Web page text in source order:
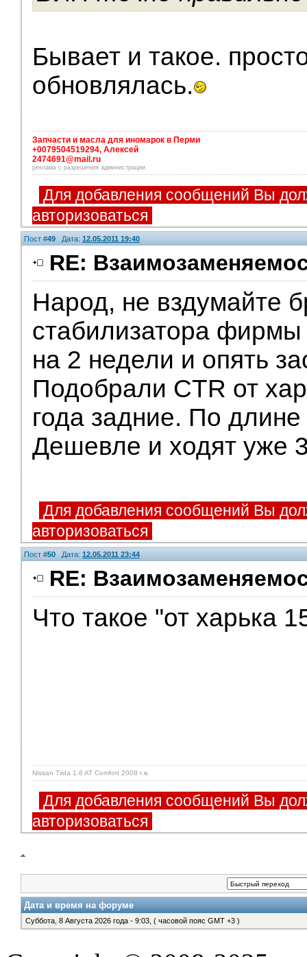
Бывает и такое.
обновлялась.
Запчасти и масла для иномарок в Перми
+0079504519294, Алексей
2474691@mail.ru
реклама с разрешения администрации
Для добавления сообщений Вы
авторизоваться
Пост #49 Дата: 12.05.2011 19:40
RE:
Народ, не вздумайте
стабилизатора
на 2 недели и опять
Подобрали CTR от
года задние. По
Дешевле и ходят уже
Для добавления сообщений Вы
авторизоваться
Пост #50 Дата: 12.05.2011 23:44
RE:
Что такое "от харька
Nissan Tiida 1.6 AT Comfort 2008 г.в.
Для добавления сообщений Вы
авторизоваться
Дата и время на форуме
Суббота, 8 Августа 2026 года - 9:03, ( часовой пояс GMT +3 )